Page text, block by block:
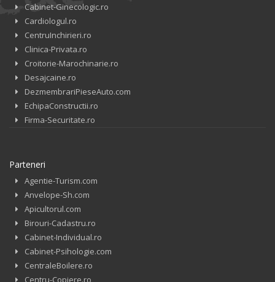
Cabinet-Ginecologic.ro
Cardiologul.ro
CentruInchirieri.ro
Clinica-Privata.ro
Croitorie-Marochinarie.ro
Desajcaine.ro
DezmembrariPieseAuto.com
EchipaConstructii.ro
Firma-Securitate.ro
Parteneri
Agentie-Turism.com
Anvelope-Sh.com
Apicultorul.com
Birouri-Cadastru.ro
Cabinet-Individual.ro
Cabinet-Psihologie.com
CentraleBoilere.ro
Centru-Copiere.ro